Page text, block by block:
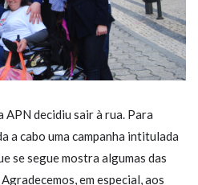
APN decidiu sair à rua. Para
a cabo uma campanha intitulada
se segue mostra algumas das
em especial, aos